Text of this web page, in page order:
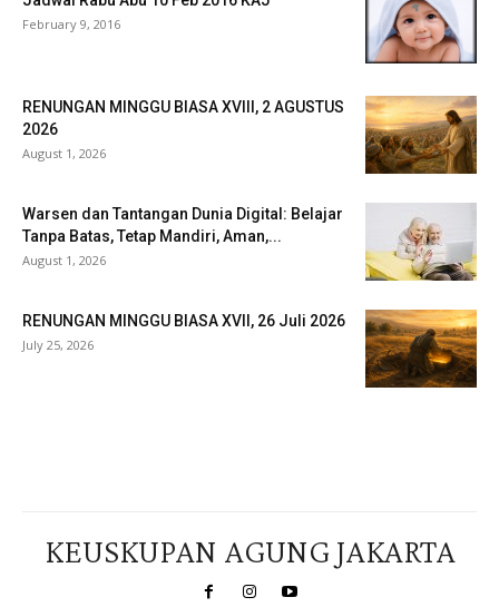
February 9, 2016
RENUNGAN MINGGU BIASA XVIII, 2 AGUSTUS
2026
August 1, 2026
Warsen dan Tantangan Dunia Digital: Belajar
Tanpa Batas, Tetap Mandiri, Aman,...
August 1, 2026
RENUNGAN MINGGU BIASA XVII, 26 Juli 2026
July 25, 2026
KEUSKUPAN AGUNG JAKARTA